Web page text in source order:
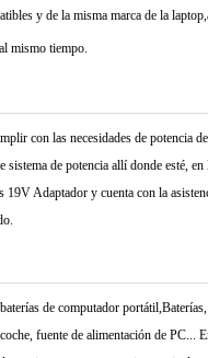
y de la misma marca de la
mismo tiempo.
con las necesidades de potencia
de potencia allí donde esté, en
Adaptador y cuenta con la
de computador
fuente de alimentación de PC...